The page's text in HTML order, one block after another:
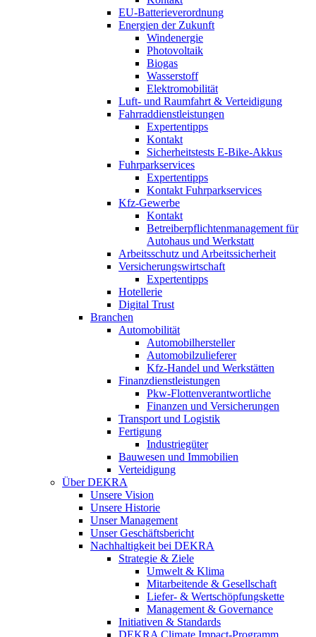
EU-Batterieverordnung
Energien der Zukunft
Windenergie
Photovoltaik
Biogas
Wasserstoff
Elektromobilität
Luft- und Raumfahrt & Verteidigung
Fahrraddienstleistungen
Expertentipps
Kontakt
Sicherheitstests E-Bike-Akkus
Fuhrparkservices
Expertentipps
Kontakt Fuhrparkservices
Kfz-Gewerbe
Kontakt
Betreiberpflichtenmanagement für
Autohaus und Werkstatt
Arbeitsschutz und Arbeitssicherheit
Versicherungswirtschaft
Expertentipps
Hotellerie
Digital Trust
Branchen
Automobilität
Automobilhersteller
Automobilzulieferer
Kfz-Handel und Werkstätten
Finanzdienstleistungen
Pkw‑Flottenverantwortliche
Finanzen und Versicherungen
Transport und Logistik
Fertigung
Industriegüter
Bauwesen und Immobilien
Verteidigung
Über DEKRA
Unsere Vision
Unsere Historie
Unser Management
Unser Geschäftsbericht
Nachhaltigkeit bei DEKRA
Strategie & Ziele
Umwelt & Klima
Mitarbeitende & Gesellschaft
Liefer- & Wertschöpfungskette
Management & Governance
Initiativen & Standards
DEKRA Climate Impact-Programm